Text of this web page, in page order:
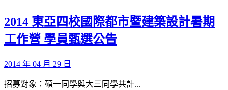
2014 東亞四校國際都市暨建築設計暑期
工作營 學員甄選公告
2014 年 04 月 29 日
招募對象：碩一同學與大三同學共計...